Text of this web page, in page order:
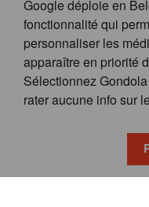
Google déploie en
fonctionnalité qui
personnaliser les
apparaître en priorité
Sélectionnez
rater aucune info sur
©
wieni